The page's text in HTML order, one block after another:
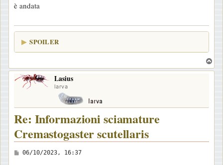
è andata
SPOILER
o
Lasius
larva
Re: Informazioni sciamature
Cremastogaster scutellaris
M
06/10/2023, 16:37